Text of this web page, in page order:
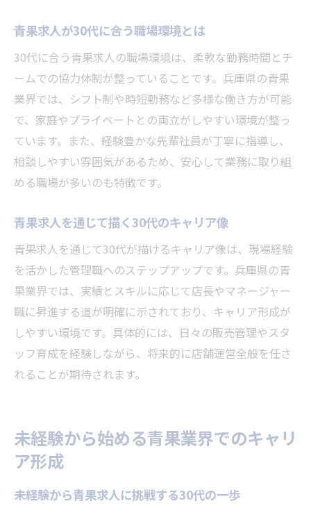
ワークライフバランスを叶える青果求人の探し
方
青果求人で叶える30代のワークライフバラ
ンス
30代が青果求人を選ぶ際の働き方ポイント
青果求人で実現する理想の生活リズムとは
ワークライフバランス重視の青果求人選び
青果求人で柔軟な働き方を見つけるコツ
青果求人で目指す30代のキャリアアップ術
キャリア形成に強い青果求人の特徴を解説
青果求人でスキルアップできる理由とは
30代が青果求人で描く成長のステップ
青果求人で店長職を目指すためのポイント
青果求人が提供するキャリアアップ環境
30代が青果求人選びで重視すべきポイント
青果求人で失敗しない職場選びのコツ
青果求人選びで自分に合う職場を見つける
青果求人が30代に合う職場環境とは
30代に合う青果求人の職場環境は、柔軟な勤務時間とチ
ームでの協力体制が整っていることです。兵庫県の青果
業界では、シフト制や時短勤務など多様な働き方が可能
で、家庭やプライベートとの両立がしやすい環境が整っ
ています。また、経験豊かな先輩社員が丁寧に指導し、
相談しやすい雰囲気があるため、安心して業務に取り組
める職場が多いのも特徴です。
青果求人を通じて描く30代のキャリア像
青果求人を通じて30代が描けるキャリア像は、現場経験
を活かした管理職へのステップアップです。兵庫県の青
果業界では、実績とスキルに応じて店長やマネージャー
職に昇進する道が明確に示されており、キャリア形成が
しやすい環境です。具体的には、日々の販売管理やスタ
ッフ育成を経験しながら、将来的に店舗運営全般を任さ
れることが期待されます。
未経験から始める青果業界でのキャリ
ア形成
未経験から青果求人に挑戦する30代の一歩